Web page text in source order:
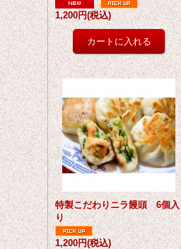
1,200円(税込)
特製こだわりニラ饅頭 6個入
り
1,200円(税込)